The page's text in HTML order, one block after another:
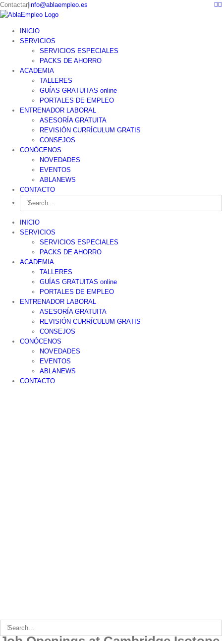
Skip
to
Contactar info@ablaempleo.es
INICIO
SERVICIOS
SERVICIOS ESPECIALES
PACKS DE AHORRO
ACADEMIA
TALLERES
GUÍAS GRATUITAS online
PORTALES DE EMPLEO
ENTRENADOR LABORAL
ASESORÍA GRATUITA
REVISIÓN CURRÍCULUM GRATIS
CONSEJOS
CONÓCENOS
NOVEDADES
EVENTOS
ABLANEWS
CONTACTO
Search
for:
INICIO
SERVICIOS
SERVICIOS ESPECIALES
PACKS DE AHORRO
ACADEMIA
TALLERES
GUÍAS GRATUITAS online
PORTALES DE EMPLEO
ENTRENADOR LABORAL
ASESORÍA GRATUITA
REVISIÓN CURRÍCULUM GRATIS
CONSEJOS
CONÓCENOS
NOVEDADES
EVENTOS
ABLANEWS
CONTACTO
Search
for: